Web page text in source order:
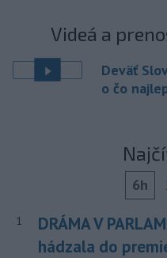
Videá a
Deväť
o čo
6h
1
DRÁMA V
hádzala do